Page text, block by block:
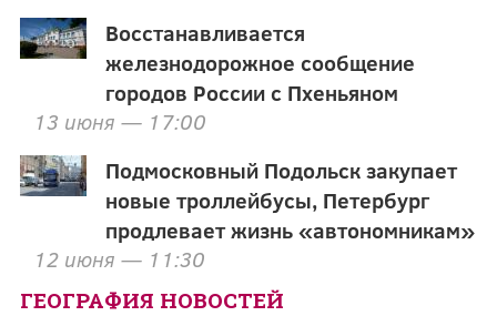
Восстанавливается
железнодорожное сообщение
городов России с Пхеньяном
13 июня — 17:00
Подмосковный Подольск закупает
новые троллейбусы, Петербург
продлевает жизнь «автономникам»
12 июня — 11:30
ГЕОГРАФИЯ НОВОСТЕЙ